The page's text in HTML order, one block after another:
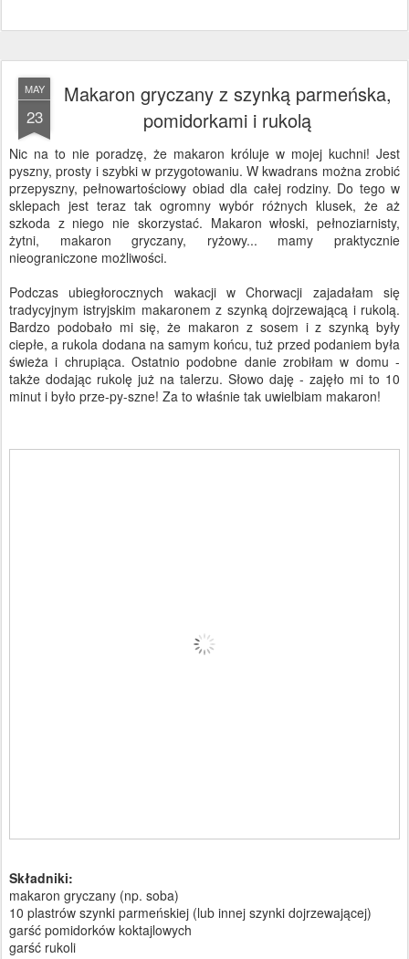
MAY
23
Makaron gryczany z szynką parmeńska,
pomidorkami i rukolą
Nic na to nie poradzę, że makaron króluje w mojej kuchni! Jest
pyszny, prosty i szybki w przygotowaniu. W kwadrans można zrobić
przepyszny, pełnowartościowy obiad dla całej rodziny. Do tego w
sklepach jest teraz tak ogromny wybór różnych klusek, że aż
szkoda z niego nie skorzystać. Makaron włoski, pełnoziarnisty,
żytni, makaron gryczany, ryżowy... mamy praktycznie
nieograniczone możliwości.
Podczas ubiegłorocznych wakacji w Chorwacji zajadałam się
tradycyjnym istryjskim makaronem z szynką dojrzewającą i rukolą.
Bardzo podobało mi się, że makaron z sosem i z szynką były
ciepłe, a rukola dodana na samym końcu, tuż przed podaniem była
świeża i chrupiąca. Ostatnio podobne danie zrobiłam w domu -
także dodając rukolę już na talerzu. Słowo daję - zajęło mi to 10
minut i było prze-py-szne! Za to właśnie tak uwielbiam makaron!
Składniki:
makaron gryczany (np. soba)
10 plastrów szynki parmeńskiej (lub innej szynki dojrzewającej)
garść pomidorków koktajlowych
garść rukoli